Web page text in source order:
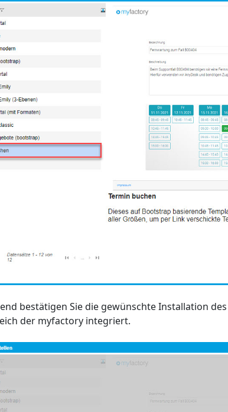
bestätigen Sie die gewünschte Installation
der myfactory integriert.